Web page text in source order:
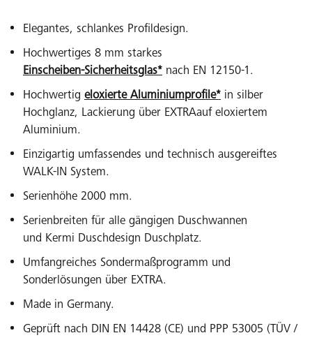
Elegantes, schlankes Profildesign.
Hochwertiges 8 mm starkes
Einscheiben-Sicherheitsglas* nach EN 12150-1.
Hochwertig eloxierte Aluminiumprofile* in silber
Hochglanz, Lackierung über EXTRAauf eloxiertem
Aluminium.
Einzigartig umfassendes und technisch ausgereiftes
WALK-IN System.
Serienhöhe 2000 mm.
Serienbreiten für alle gängigen Duschwannen
und Kermi Duschdesign Duschplatz.
Umfangreiches Sondermaßprogramm und
Sonderlösungen über EXTRA.
Made in Germany.
Geprüft nach DIN EN 14428 (CE) und PPP 53005 (TÜV /